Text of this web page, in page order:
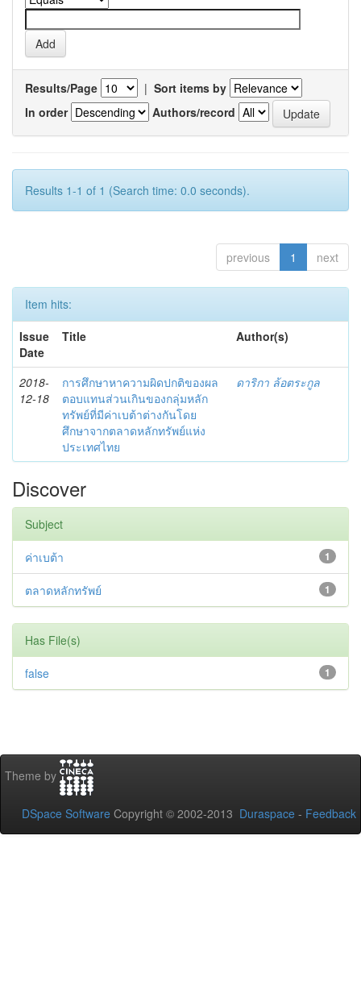
Results/Page | Sort items by
In order
Authors/record
Results 1-1 of 1 (Search time: 0.0 seconds).
previous 1 next
Item hits:
Issue
Date
Title Author(s)
2018-
12-18
การศึกษาหาความผิดปกติของผล
ตอบแทนส่วนเกินของกลุ่มหลัก
ทรัพย์ที่มีค่าเบต้าต่างกันโดย
ศึกษาจากตลาดหลักทรัพย์แห่ง
ประเทศไทย
ดาริกา ล้อตระกูล
Discover
Subject
1
ค่าเบต้า
1
ตลาดหลักทรัพย์
Has File(s)
1
false
Theme by
DSpace Software Copyright © 2002-2013 Duraspace - Feedback